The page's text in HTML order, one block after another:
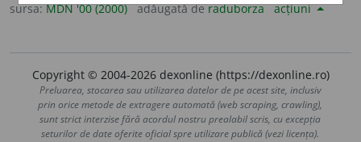
sursa:MDN '00 (2000) adăugată deraduborza acțiuni
Copyright © 2004-2026 dexonline (https://dexonline.ro)
Preluarea, stocarea sau utilizarea datelor de pe acest site, inclusiv
prin orice metode de extragere automată (web scraping, crawling),
sunt strict interzise fără acordul nostru prealabil scris, cu excepția
seturilor de date oferite oficial spre utilizare publică (vezi licența).